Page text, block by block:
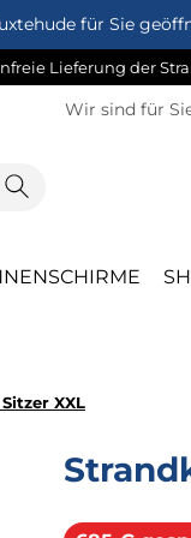
für Sie
Lieferung der
Wir sind für
Sitzer XXL